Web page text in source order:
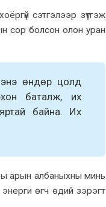
сэтгэлээр зүтгэж
сор болсон олон уран
өндөр цолд
баталж, их
байна. Их
арын албаныхны минь
өгч өдий зэрэгт